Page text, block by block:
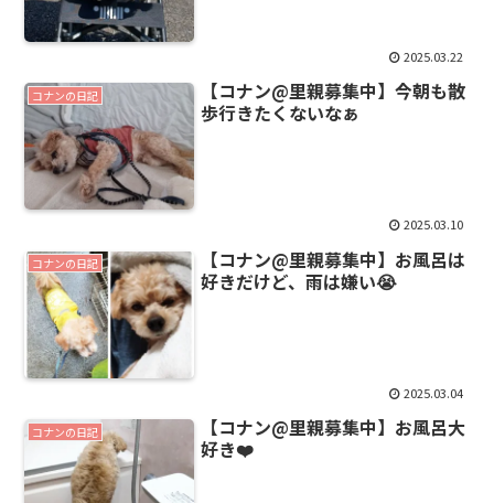
2025.03.22
コナンの日記
【コナン@里親募集中】今朝も散
歩行きたくないなぁ
2025.03.10
コナンの日記
【コナン@里親募集中】お風呂は
好きだけど、雨は嫌い😭
2025.03.04
コナンの日記
【コナン@里親募集中】お風呂大
好き❤️